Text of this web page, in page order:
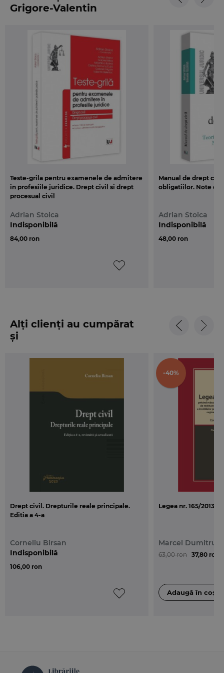
imbratisate, cat si corelarea acestora cu hotararile
judecatoresti pronuntate in aceasta materie in
Autorul isi exprima speranta sincera ca o buna
parte din propunerile cuprinse in acest studiu se
vor regasi si in jurisprudenta unitara ce urmeaza sa
se cristalizeze cu privire la acest contract sub
imperiul noului Cod civil. Nu in ultimul rand,
utilitatea lucrarii este adresata in egala masura
practicienilor, teoreticienilor, studentilor si
persoanelor pasionate de drept in general.
Grigore-Valentin
Teste-grila pentru examenele de admitere
in profesiile juridice. Drept civil si drept
procesual civil
Adrian Stoica
84,00 ron
Indisponibilă
Manual de drept
obligatiilor. Note de
Adrian Stoica
48,00 ron
Indisponibilă
Alți clienți au cumpărat
și
Drept civil. Drepturile reale principale.
Editia a 4-a
Corneliu Birsan
106,00 ron
Indisponibilă
-40%
Legea nr. 165/2013.
Marcel Dumitru
63,00 ron 37,80 ron